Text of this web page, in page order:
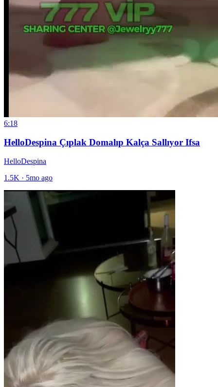
6:18
HelloDespina Çıplak Domalıp Kalça Sallıyor Ifsa
HelloDespina
1.5K · 5mo ago